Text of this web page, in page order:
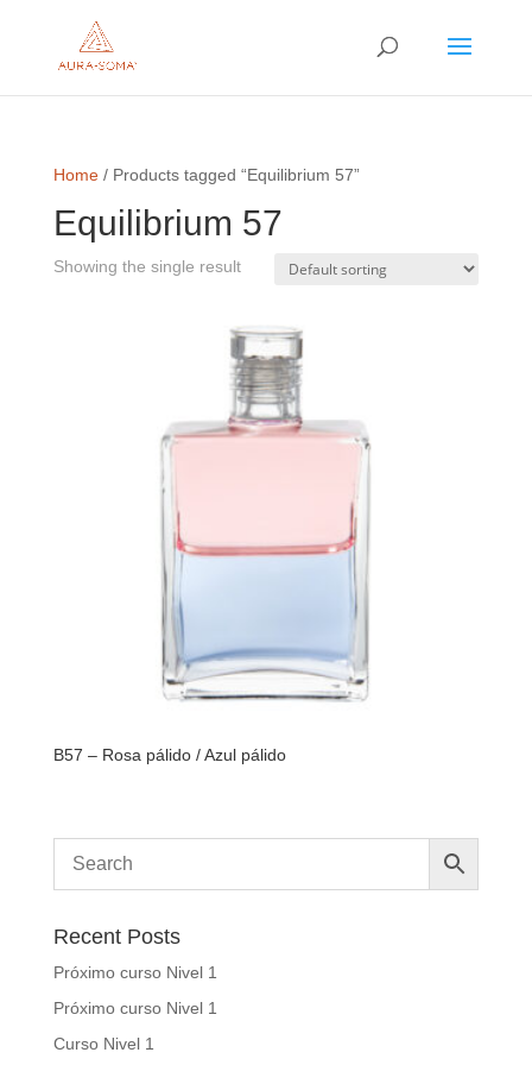
Home/ Products tagged “Equilibrium 57”
Equilibrium 57
Showing the single result
B57 – Rosa pálido / Azul pálido
Recent Posts
Próximo curso Nivel 1
Próximo curso Nivel 1
Curso Nivel 1